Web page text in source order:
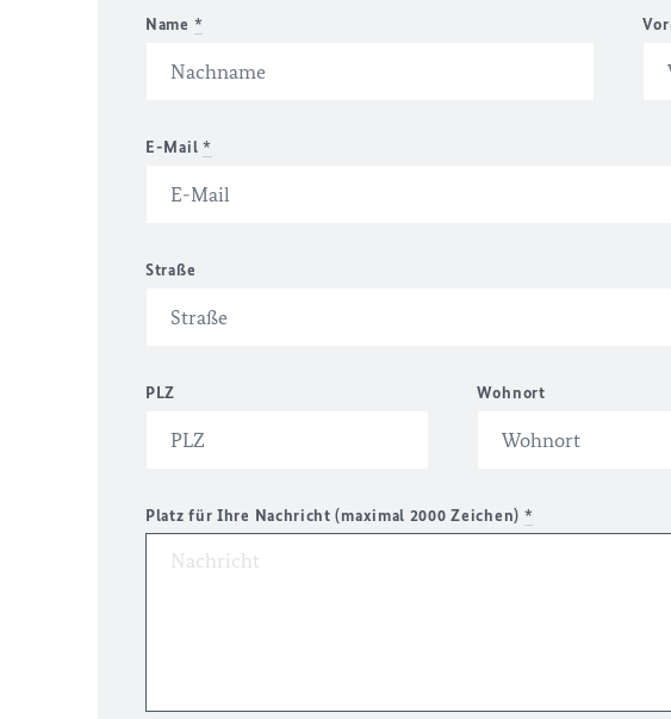
Name *
E-Mail *
Straße
PLZ Wohnort
Platz für Ihre Nachricht (maximal 2000 Zeichen) *